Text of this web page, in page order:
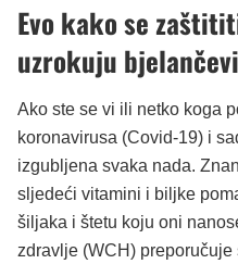
Evo kako se
uzrokuju
Ako ste se vi ili netko koga
koronavirusa (Covid-19) i
izgubljena svaka nada.
sljedeći vitamini i biljke
šiljaka i štetu koju oni
zdravlje (WCH)